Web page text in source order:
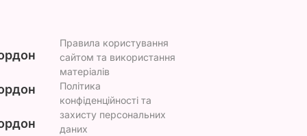
Правила користування
сайтом та використання
матеріалів
Політика
конфіденційності та
захисту персональних
даних